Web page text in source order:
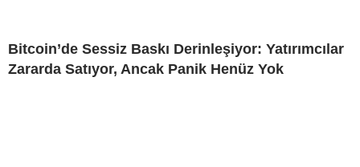
Bitcoin’de Sessiz Baskı Derinleşiyor: Yatırımcılar
Zararda Satıyor, Ancak Panik Henüz Yok